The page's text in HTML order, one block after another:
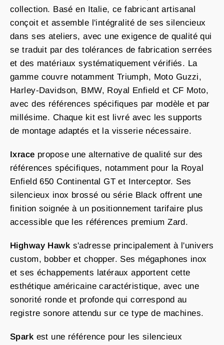
collection. Basé en Italie, ce fabricant artisanal
conçoit et assemble l'intégralité de ses silencieux
dans ses ateliers, avec une exigence de qualité qui
se traduit par des tolérances de fabrication serrées
et des matériaux systématiquement vérifiés. La
gamme couvre notamment Triumph, Moto Guzzi,
Harley-Davidson, BMW, Royal Enfield et CF Moto,
avec des références spécifiques par modèle et par
millésime. Chaque kit est livré avec les supports
de montage adaptés et la visserie nécessaire.
Ixrace propose une alternative de qualité sur des
références spécifiques, notamment pour la Royal
Enfield 650 Continental GT et Interceptor. Ses
silencieux inox brossé ou série Black offrent une
finition soignée à un positionnement tarifaire plus
accessible que les références premium Zard.
Highway Hawk s'adresse principalement à l'univers
custom, bobber et chopper. Ses mégaphones inox
et ses échappements latéraux apportent cette
esthétique américaine caractéristique, avec une
sonorité ronde et profonde qui correspond au
registre sonore attendu sur ce type de machines.
Spark est une référence pour les silencieux